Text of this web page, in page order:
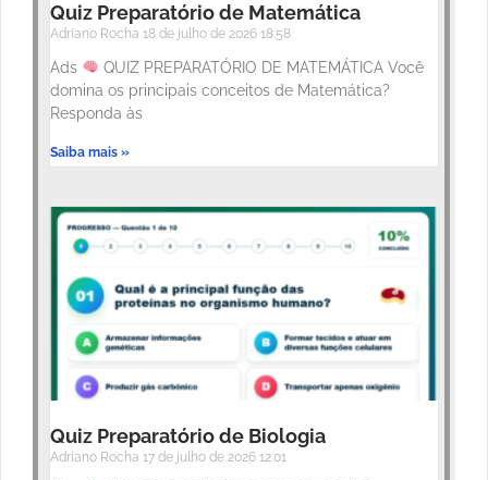
Quiz Preparatório de Matemática
Adriano Rocha 18 de julho de 2026 18:58
Ads
QUIZ PREPARATÓRIO DE MATEMÁTICA Você
domina os principais conceitos de Matemática?
Responda às
Saiba mais »
Quiz Preparatório de Biologia
Adriano Rocha 17 de julho de 2026 12:01